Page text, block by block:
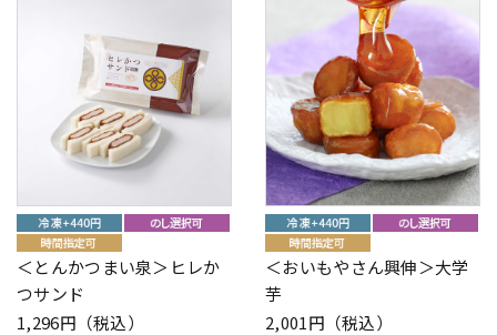
＜とんかつまい泉＞ヒレか
つサンド
1,296円（税込）
＜おいもやさん興伸＞大学
芋
2,001円（税込）